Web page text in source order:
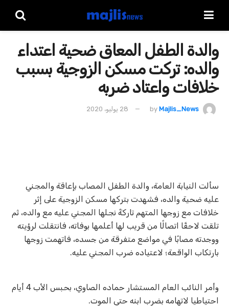
والدة الطفل المعاق ضحية اعتداء
والده: تركت مسكن الزوجية بسبب
خلافات واعتاد ضربه
by Majlis_News 28 يوليو، 2020
سألت النيابة العامة، والدة الطفل المصاب بإعاقة والمجني
عليه ضحية والده، فشهدت بتركها مسكن الزوجية على إثر
خلافات مع زوجها المتهم تاركةً نجلها المجني عليه مع والده، ثم
تلقت لاحقًا اتصالًا من قريب لها أعلمها بوفاته، فانتقلت لرؤيته
ووجدته مصابًا في مواضع متفرقة من جسده، فاتهمت زوجها
بارتكاب الواقعة؛ لاعتياده ضرب المجني عليه.
وأمر النائب العام المستشار حماده الصاوي، بحبس الأب 4 أيام
احتياطيا لاتهامه بضرب ابنه حتي الموت.